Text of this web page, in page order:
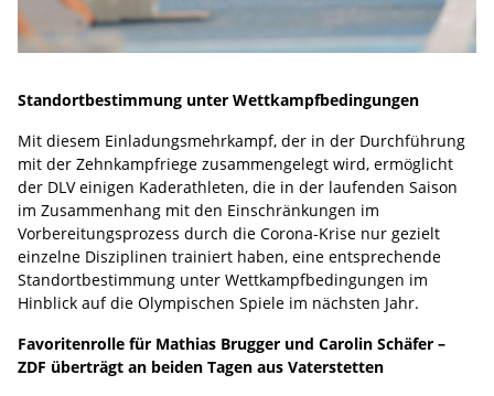
Standortbestimmung unter Wettkampfbedingungen
Mit diesem Einladungsmehrkampf, der in der Durchführung
mit der Zehnkampfriege zusammengelegt wird, ermöglicht
der DLV einigen Kaderathleten, die in der laufenden Saison
im Zusammenhang mit den Einschränkungen im
Vorbereitungsprozess durch die Corona-Krise nur gezielt
einzelne Disziplinen trainiert haben, eine entsprechende
Standortbestimmung unter Wettkampfbedingungen im
Hinblick auf die Olympischen Spiele im nächsten Jahr.
Favoritenrolle für Mathias Brugger und Carolin Schäfer –
ZDF überträgt an beiden Tagen aus Vaterstetten